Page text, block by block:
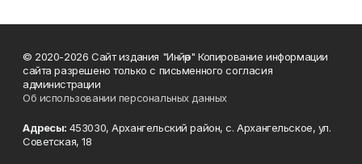
© 2020-2026 Сайт издания "Инйәр" Копирование информации
сайта разрешено только с письменного согласия
администрации
Об использовании персональных данных
Адресы: 453030, Архангельский район, с. Архангельское, ул.
Советская, 18